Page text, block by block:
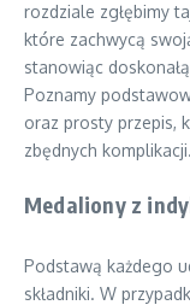
rozdziale zgłębimy
które zachwycą
stanowiąc
Poznamy
oraz prosty przepis,
zbędnych komplikacji.
Medaliony z
Podstawą każdego
składniki. W